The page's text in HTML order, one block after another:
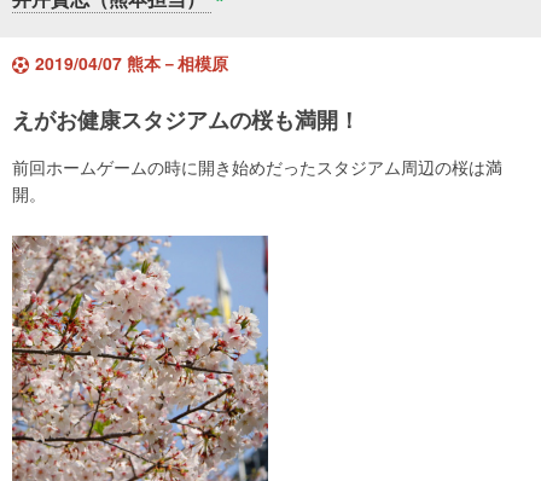
2019/04/07 熊本－相模原
えがお健康スタジアムの桜も満開！
前回ホームゲームの時に開き始めだったスタジアム周辺の桜は満
開。